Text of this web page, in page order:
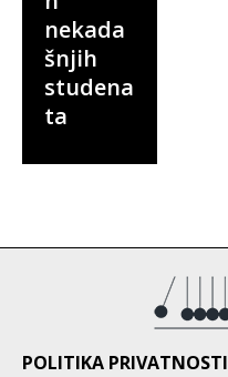
nekada
šnjih
studena
ta
POLITIKA PRIVATNOSTI